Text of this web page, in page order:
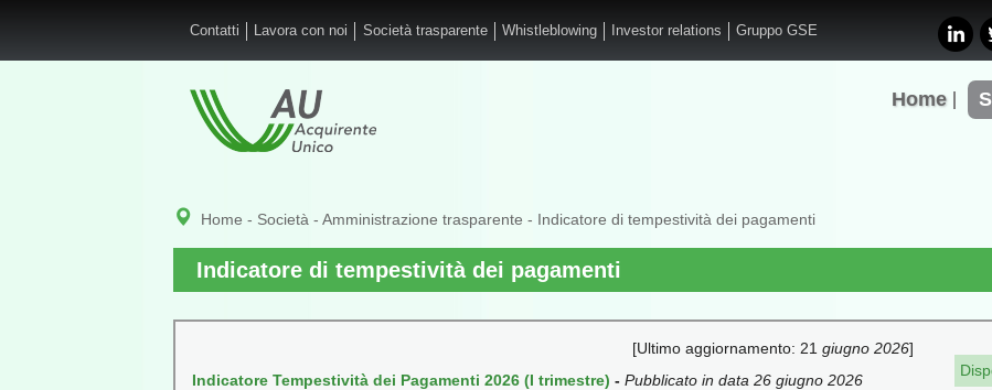
Contatti Lavora con noi Società trasparente Whistleblowing Investor relations Gruppo GSE
Home
Home - Società - Amministrazione trasparente - Indicatore di tempestività dei pagamenti
Indicatore di tempestività dei pagamenti
[Ultimo aggiornamento: 21 giugno 2026]
Indicatore Tempestività dei Pagamenti 2026 (I trimestre) - Pubblicato in data 26 giugno 2026